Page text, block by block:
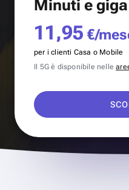
Minuti e
11,95 €/
per i clienti Casa o Mobile
Il 5G è disponibile nelle